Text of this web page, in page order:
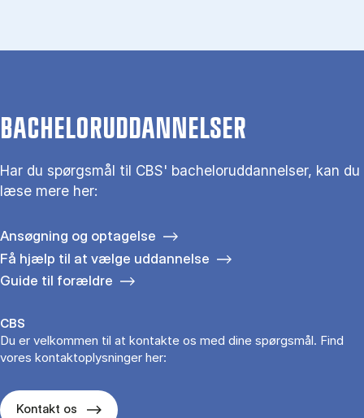
BACHELORUDDANNELSER
Har du spørgsmål til CBS' bacheloruddannelser, kan du
læse mere her:
Ansøgning og optagelse
Få hjælp til at vælge uddannelse
Guide til forældre
CBS
Du er velkommen til at kontakte os med dine spørgsmål. Find
vores kontaktoplysninger her:
Kontakt os